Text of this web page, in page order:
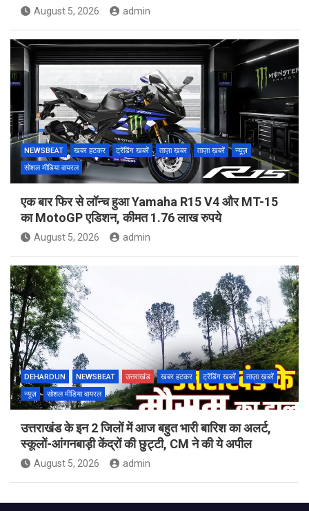
August 5, 2026 admin
NEWSBEAT खबर हटकर ट्रेंडिंग खबरें ताज़ा ख़बर ताज़ा ख़बरें
न्यूज़
सोशल मीडिया वायरल
एक बार फिर से लॉन्च हुआ Yamaha R15 V4 और MT-15
का MotoGP एडिशन, कीमत 1.76 लाख रुपये
August 5, 2026 admin
DEHARDUN NEWSBEAT उत्तराखंड खबर हटकर ट्रेंडिंग खबरें
ताज़ा ख़बरें
न्यूज़
सोशल मीडिया वायरल
उत्तराखंड के इन 2 जिलों में आज बहुत भारी बारिश का अलर्ट,
स्कूलों-आंगनबाड़ी केंद्रों की छुट्टी, CM ने की ये अपील
August 5, 2026 admin